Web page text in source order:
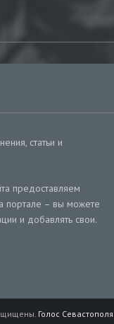
статьи и
предоставляем
портале – вы можете
и добавлять свои.
Голос Севастополя